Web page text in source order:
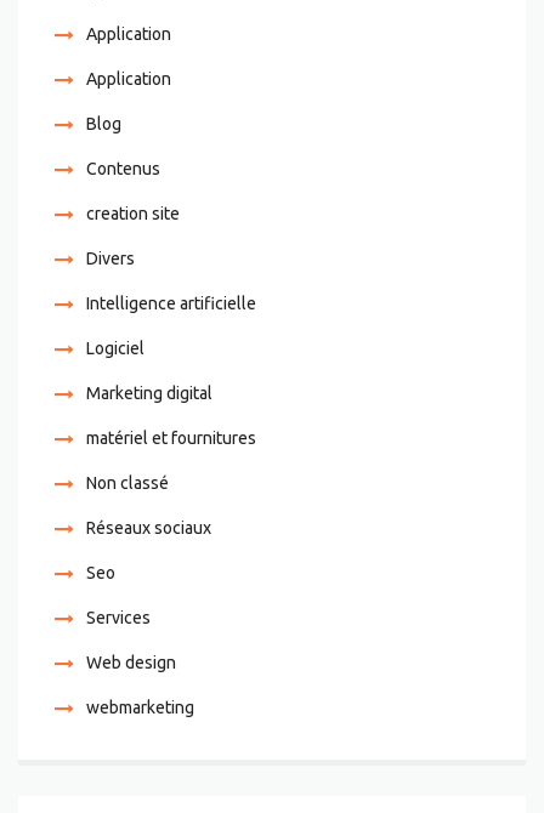
Application
Application
Blog
Contenus
creation site
Divers
Intelligence artificielle
Logiciel
Marketing digital
matériel et fournitures
Non classé
Réseaux sociaux
Seo
Services
Web design
webmarketing